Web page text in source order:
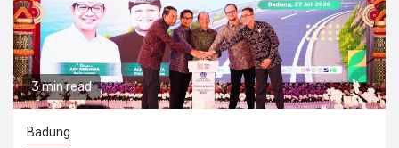
3 min read
Badung